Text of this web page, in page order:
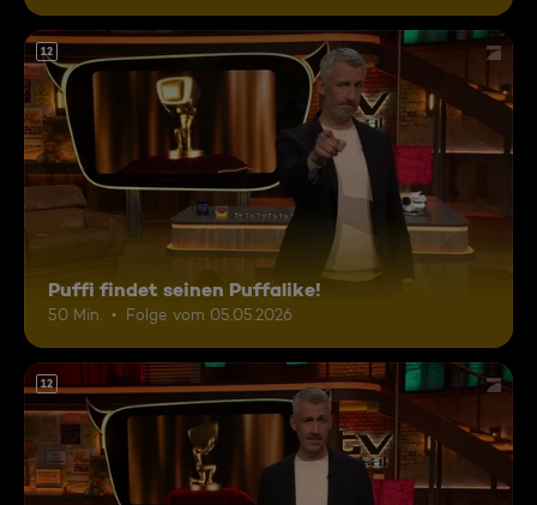
12
Puffi findet seinen Puffalike!
50 Min. Folge vom 05.05.2026
12